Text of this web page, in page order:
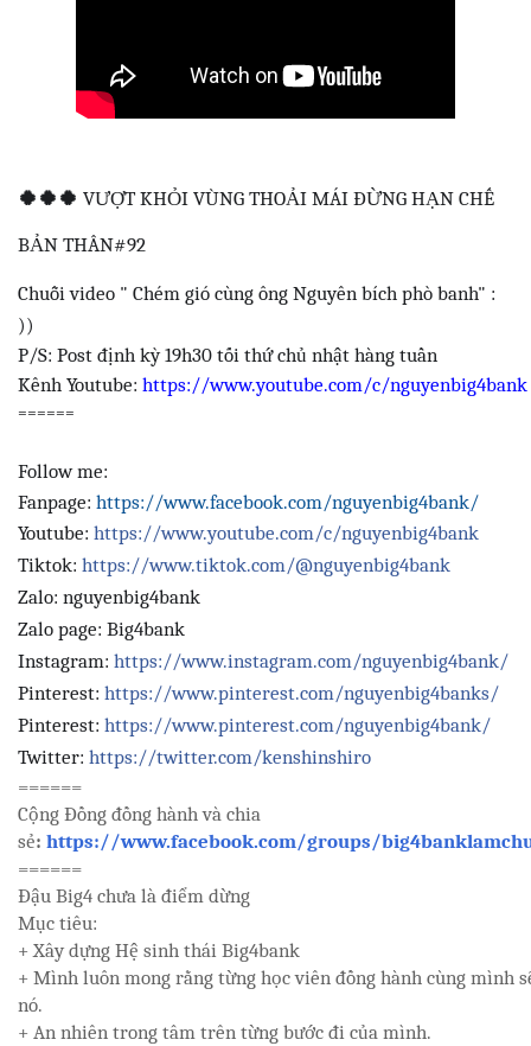
🍀 🍀 🍀 VƯỢT KHỎI VÙNG THOẢI MÁI ĐỪNG HẠN CHẾ
BẢN THÂN#92
Chuỗi video " Chém gió cùng ông Nguyên bích phò banh" :
))
P/S: Post định kỳ 19h30 tối thứ chủ nhật hàng tuần
Kênh Youtube: https://www.youtube.com/c/nguyenbig4bank
======
Follow me:
Fanpage: https://www.facebook.com/nguyenbig4bank/
Youtube: https://www.youtube.com/c/nguyenbig4bank
Tiktok: https://www.tiktok.com/@nguyenbig4bank
Zalo: nguyenbig4bank
Zalo page: Big4bank
Instagram: https://www.instagram.com/nguyenbig4bank/
Pinterest: https://www.pinterest.com/nguyenbig4banks/
Pinterest: https://www.pinterest.com/nguyenbig4bank/
Twitter: https://twitter.com/kenshinshiro
======
Cộng Đồng đồng hành và chia
sẻ: https://www.facebook.com/groups/
======
Đậu Big4 chưa là điểm dừng
Mục tiêu:
+ Xây dựng Hệ sinh thái Big4bank
+ Mình luôn mong rằng từng học viên đồng hành cùng mình
nó.
+ An nhiên trong tâm trên từng bước đi của mình.